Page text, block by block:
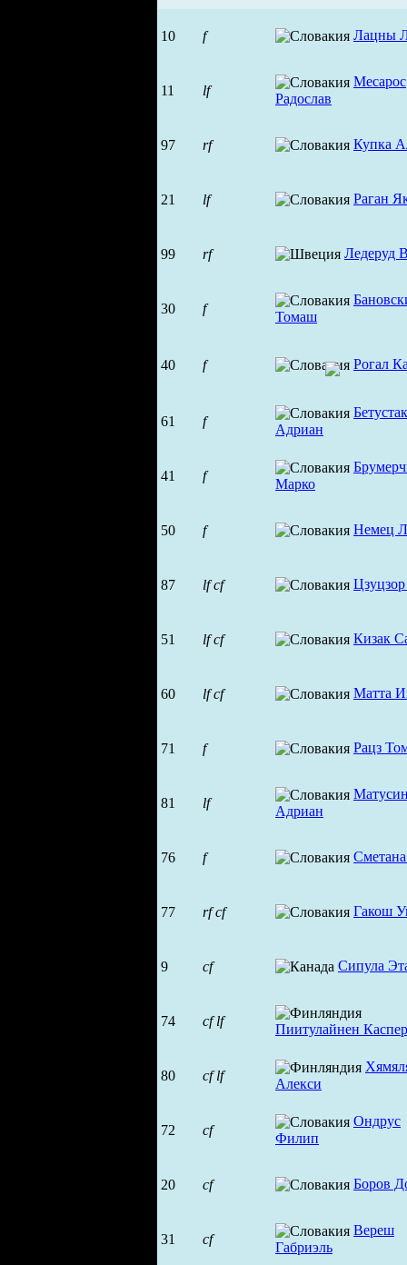
10 f Лацны
11 lf
Месарос
Радослав
97 rf Купка
21 lf Раган
99 rf Ледеруд
30 f
Томаш
40 f Рогал
61 f
Бетустак
Адриан
41 f
Марко
50 f Немец
87 lf cf
51 lf cf Кизак
60 lf cf Матта
71 f Рацз
81 lf
Адриан
76 f
77 rf cf Гакош
9 cf Сипула
74 cf lf
Пиитулайнен Каспер
80 cf lf
Алекси
72 cf
Ондрус
Филип
20 cf Боров
31 cf
Вереш
Габриэль